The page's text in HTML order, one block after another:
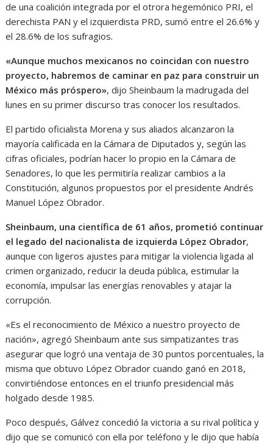
de una coalición integrada por el otrora hegemónico PRI, el
derechista PAN y el izquierdista PRD, sumó entre el 26.6% y
el 28.6% de los sufragios.
«Aunque muchos mexicanos no coincidan con nuestro
proyecto, habremos de caminar en paz para construir un
México más próspero», dijo Sheinbaum la madrugada del
lunes en su primer discurso tras conocer los resultados.
El partido oficialista Morena y sus aliados alcanzaron la
mayoría calificada en la Cámara de Diputados y, según las
cifras oficiales, podrían hacer lo propio en la Cámara de
Senadores, lo que les permitiría realizar cambios a la
Constitución, algunos propuestos por el presidente Andrés
Manuel López Obrador.
Sheinbaum, una científica de 61 años, prometió continuar
el legado del nacionalista de izquierda López Obrador,
aunque con ligeros ajustes para mitigar la violencia ligada al
crimen organizado, reducir la deuda pública, estimular la
economía, impulsar las energías renovables y atajar la
corrupción.
«Es el reconocimiento de México a nuestro proyecto de
nación», agregó Sheinbaum ante sus simpatizantes tras
asegurar que logró una ventaja de 30 puntos porcentuales, la
misma que obtuvo López Obrador cuando ganó en 2018,
convirtiéndose entonces en el triunfo presidencial más
holgado desde 1985.
Poco después, Gálvez concedió la victoria a su rival política y
dijo que se comunicó con ella por teléfono y le dijo que había